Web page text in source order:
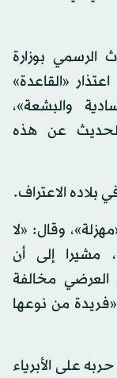
الرسمي بوزارة
«القاعدة»
والبشعة»،
عن هذه
الاعتراف.
وقال: «لا
مشيرا إلى أن
مخالفة
«فريدة من نوعها
على الأبرياء